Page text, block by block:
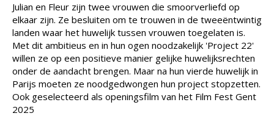
Julian en Fleur zijn twee vrouwen die smoorverliefd op
elkaar zijn. Ze besluiten om te trouwen in de tweeëntwintig
landen waar het huwelijk tussen vrouwen toegelaten is.
Met dit ambitieus en in hun ogen noodzakelijk 'Project 22'
willen ze op een positieve manier gelijke huwelijksrechten
onder de aandacht brengen. Maar na hun vierde huwelijk in
Parijs moeten ze noodgedwongen hun project stopzetten.
Ook geselecteerd als openingsfilm van het Film Fest Gent
2025